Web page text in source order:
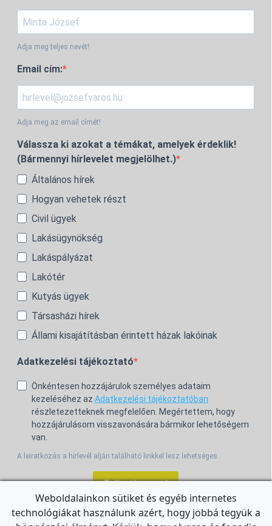
Adja meg teljes nevét!
Email cím:
Adja meg az email címét!
Válassza ki azokat a témákat, amelyek érdeklik!
(Bármennyi hírlevelet megjelölhet.)
Általános hírek
Hogyan vehetek részt
Civil ügyek
Lakásügynökség
Lakáspályázat
Lakótér
Kutyás ügyek
Társasházi hírek
Állami kisajátításban érintett házak lakóinak
Adatkezelési tájékoztató
Önkéntesen hozzájárulok személyes adataim
kezeléséhez az Adatkezelési tájékoztatóban
részletezetteknek megfelelően. Megértettem, hogy
hozzájárulásom visszavonására bármikor lehetőségem
van.
A leiratkozás a hírlevél alján található linkkel lesz lehetséges.
Feliratkozom!
Weboldalainkon sütiket és egyéb internetes
technológiákat használunk azért, hogy jobbá tegyük a